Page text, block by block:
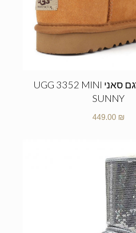
מגפי האגג דגם סאני UGG 3352 MINI
SUNNY
449.00 ₪